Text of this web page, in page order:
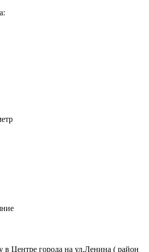
в Центре города на ул.Ленина ( район